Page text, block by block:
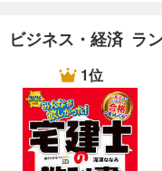
ビジネス・経済 ラ
1位